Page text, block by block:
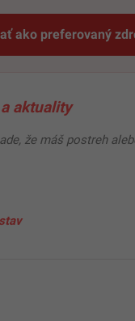
ako preferovaný
Startitup,
aktuality
že máš postreh